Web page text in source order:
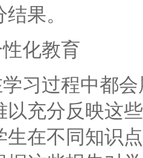
果。
化教育
过程中都会
以充分反映这
生在不同知识